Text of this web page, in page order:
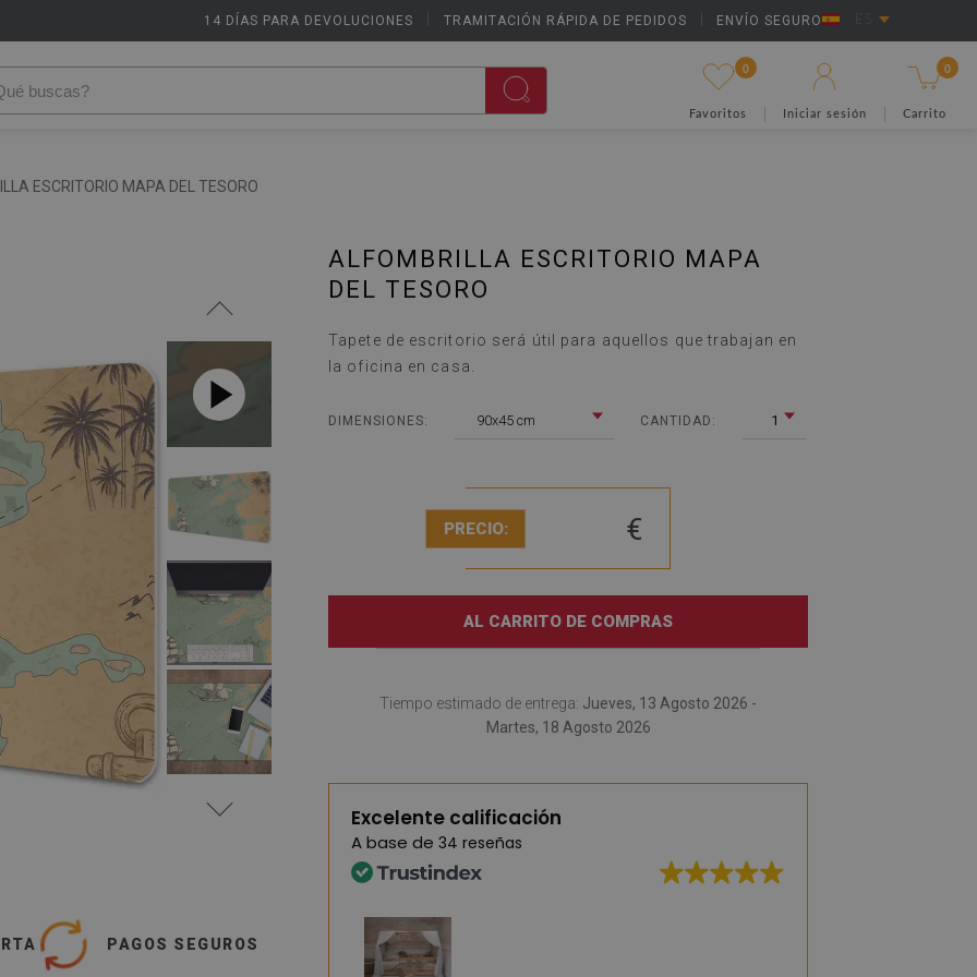
14 DÍAS PARA DEVOLUCIONES TRAMITACIÓN RÁPIDA DE PEDIDOS ENVÍO SEGURO
0
Favoritos Iniciar sesión
0
Carrito
ESCRITORIO MAPA DEL TESORO
PAGOS SEGUROS
ALFOMBRILLA ESCRITORIO MAPA
DEL TESORO
Tapete de escritorio será útil para aquellos que trabajan en
la oficina en casa.
DIMENSIONES: 90x45 cm CANTIDAD: 1
PRECIO: €
AL CARRITO DE COMPRAS
Tiempo estimado de entrega: Jueves, 13 Agosto 2026 -
Martes, 18 Agosto 2026
Excelente calificación
A base de 34 reseñas